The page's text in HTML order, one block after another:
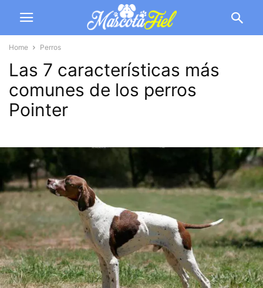
Home Perros
Las 7 características más
comunes de los perros
Pointer